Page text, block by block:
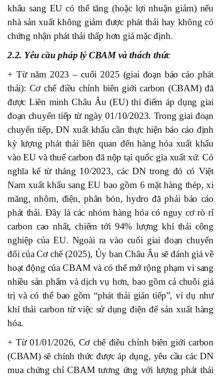
khẩu sang EU có thể tăng (hoặc lợi nhuận giảm) nếu
nhà sản xuất không giảm được phát thải hay không có
chứng nhận phát thải thấp hơn giá mặc định.
2.2. Yêu cầu pháp lý CBAM và thách thức
+ Từ năm 2023 – cuối 2025 (giai đoạn báo cáo phát
thải): Cơ chế điều chỉnh biên giới carbon (CBAM) đã
được Liên minh Châu Âu (EU) thí điểm áp dụng giai
đoạn chuyển tiếp từ ngày 01/10/2023. Trong giai đoạn
chuyển tiếp, DN xuất khẩu cần thực hiện báo cáo định
kỳ lượng phát thải liên quan đến hàng hóa xuất khẩu
vào EU và thuế carbon đã nộp tại quốc gia xuất xứ. Có
nghĩa kể từ tháng 10/2023, các DN trong đó có Việt
Nam xuất khẩu sang EU bao gồm 6 mặt hàng thép, xi
măng, nhôm, điện, phân bón, hydro đã phải báo cáo
phát thải. Đây là các nhóm hàng hóa có nguy cơ rò rỉ
carbon cao nhất, chiếm tới 94% lượng khí thải công
nghiệp của EU. Ngoài ra vào cuối giai đoạn chuyển
đổi của Cơ chế (2025), Ủy ban Châu Âu sẽ đánh giá về
hoạt động của CBAM và có thể mở rộng phạm vi sang
nhiều sản phẩm và dịch vụ hơn, bao gồm cả chuỗi giá
trị và có thể bao gồm “phát thải gián tiếp”, ví dụ như
khí thải carbon từ việc sử dụng điện để sản xuất hàng
hóa.
+ Từ 01/01/2026, Cơ chế điều chỉnh biên giới carbon
(CBAM) sẽ chính thức được áp dụng, yêu cầu các DN
mua chứng chỉ CBAM tương ứng với lượng phát thải